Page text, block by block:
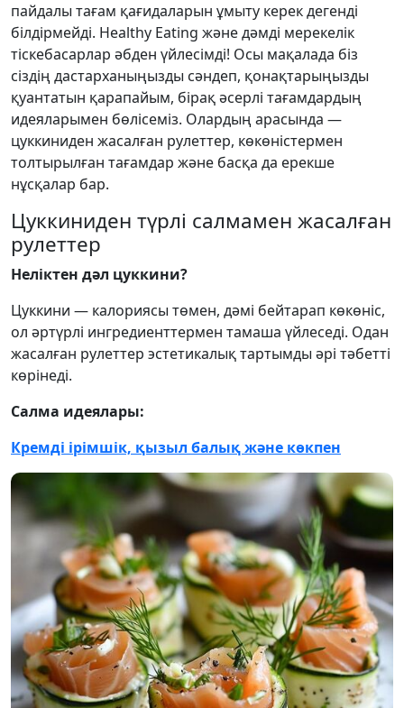
пайдалы тағам қағидаларын ұмыту керек дегенді
білдірмейді. Healthy Eating және дәмді мерекелік
тіскебасарлар әбден үйлесімді! Осы мақалада біз
сіздің дастарханыңызды сәндеп, қонақтарыңызды
қуантатын қарапайым, бірақ әсерлі тағамдардың
идеяларымен бөлісеміз. Олардың арасында —
цуккиниден жасалған рулеттер, көкөністермен
толтырылған тағамдар және басқа да ерекше
нұсқалар бар.
Цуккиниден түрлі салмамен жасалған
рулеттер
Неліктен дәл цуккини?
Цуккини — калориясы төмен, дәмі бейтарап көкөніс,
ол әртүрлі ингредиенттермен тамаша үйлеседі. Одан
жасалған рулеттер эстетикалық тартымды әрі тәбетті
көрінеді.
Салма идеялары:
Кремді ірімшік, қызыл балық және көкпен